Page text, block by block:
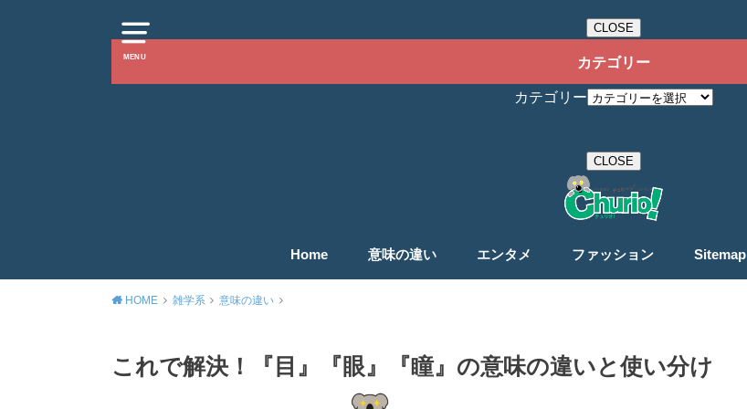
MENU
CLOSE
カテゴリー
カテゴリー
CLOSE
Home 意味の違い エンタメ ファッション Sitemap
HOME 雑学系 意味の違い
これで解決！『目』『眼』『瞳』の意味の違いと使い分け